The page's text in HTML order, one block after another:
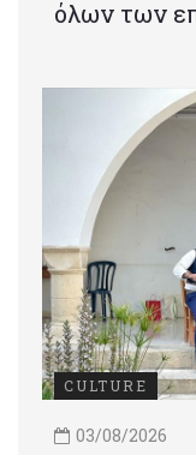
όλων των
CULTURE
03/08/2026